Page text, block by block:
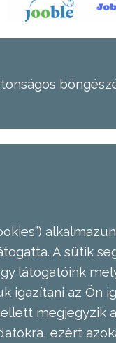
A sütik
látogatóink
igazítani az
megjegyzik
ezért